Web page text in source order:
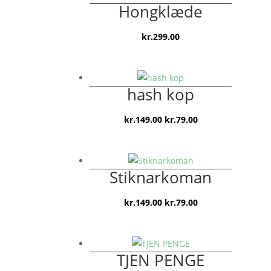
Hongklæde
kr.299.00
hash kop
kr.149.00 Den
var:
kr.149.00.
kr.79.00Den
er:
kr.79.00.
Stiknarkoman
kr.149.00 Den
var:
kr.149.00.
kr.79.00Den
er:
kr.79.00.
TJEN PENGE